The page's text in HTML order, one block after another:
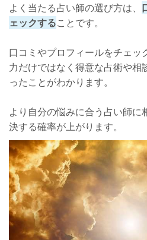
よく当たる占い師の選び方は、
ェックすることです。
口コミやプロフィールをチェッ
力だけではなく得意な占術や相
ったことがわかります。
より自分の悩みに合う占い師
決する確率が上がります。